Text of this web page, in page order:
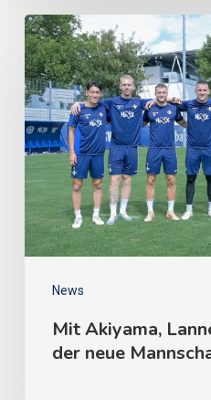
News
Mit Akiyama,
der neue